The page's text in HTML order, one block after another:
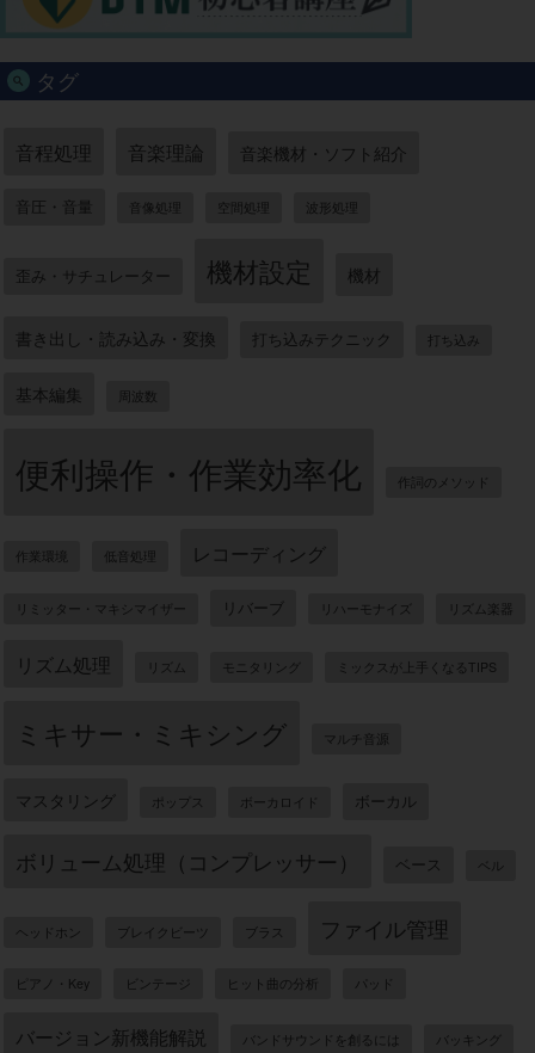
タグ
音程処理 音楽理論 音楽機材・ソフト紹介
音圧・音量 音像処理 空間処理 波形処理
歪み・サチュレーター 機材設定 機材
書き出し・読み込み・変換 打ち込みテクニック 打ち込み
基本編集 周波数
便利操作・作業効率化 作詞のメソッド
作業環境 低音処理 レコーディング
リミッター・マキシマイザー リバーブ リハーモナイズ リズム楽器
リズム処理 リズム モニタリング ミックスが上手くなるTIPS
ミキサー・ミキシング マルチ音源
マスタリング ポップス ボーカロイド ボーカル
ボリューム処理（コンプレッサー） ベース ベル
ヘッドホン ブレイクビーツ ブラス ファイル管理
ピアノ・Key ビンテージ ヒット曲の分析 パッド
バージョン新機能解説 バンドサウンドを創るには バッキング